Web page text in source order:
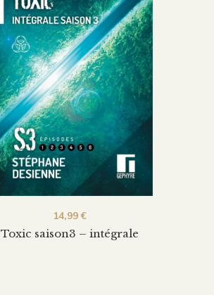
Toxic saison3 – intégrale
14,99€